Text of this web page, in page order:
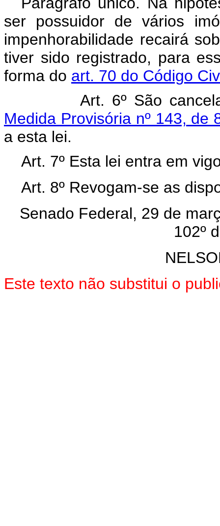
ser possuidor de vários
impenhorabilidade recairá
tiver sido registrado, para
forma do art. 70 do Código
Art. 6º São
Medida Provisória nº 143, de
a esta lei.
Art. 7º Esta lei entra em
Art. 8º Revogam-se as
Senado Federal, 29 de
102º
Este texto não substitui o